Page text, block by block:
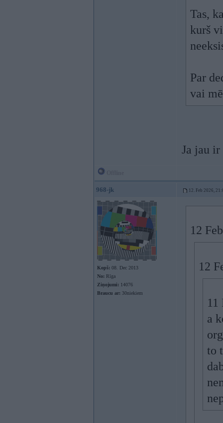
Tas,
kurš
Par
vai
Ja jau ir
968-jk 12. Feb 2026,
Kopš: 08. Dec 2013
No: Rīga
Ziņojumi: 14076
Braucu ar: 30niekiem
12
12
11
a
to